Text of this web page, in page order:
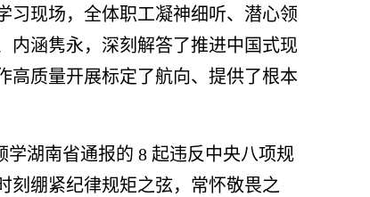
习现场，全体职工凝神细听、潜心领
内涵隽永，深刻解答了推进中国式现
高质量开展标定了航向、提供了根本
学湖南省通报的 8 起违反中央八项规
刻绷紧纪律规矩之弦，常怀敬畏之